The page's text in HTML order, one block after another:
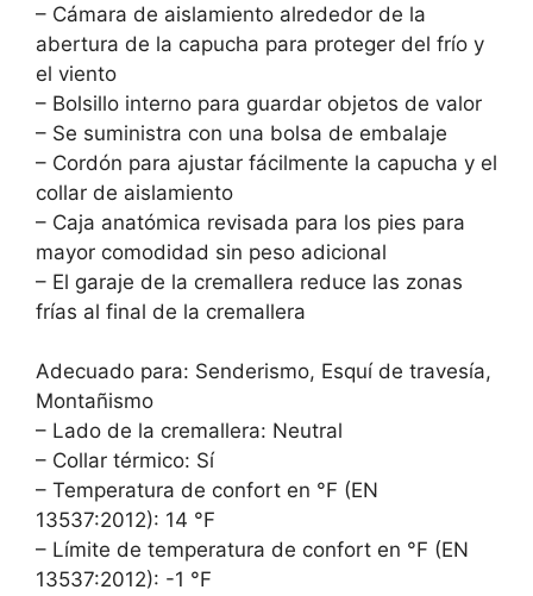
– Cámara de aislamiento alrededor de la
abertura de la capucha para proteger del frío y
el viento
– Bolsillo interno para guardar objetos de valor
– Se suministra con una bolsa de embalaje
– Cordón para ajustar fácilmente la capucha y el
collar de aislamiento
– Caja anatómica revisada para los pies para
mayor comodidad sin peso adicional
– El garaje de la cremallera reduce las zonas
frías al final de la cremallera
Adecuado para: Senderismo, Esquí de travesía,
Montañismo
– Lado de la cremallera: Neutral
– Collar térmico: Sí
– Temperatura de confort en °F (EN
13537:2012): 14 °F
– Límite de temperatura de confort en °F (EN
13537:2012): -1 °F